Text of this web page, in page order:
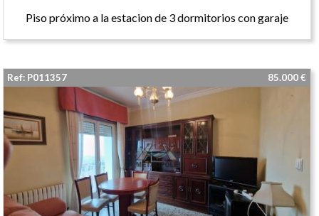
Piso próximo a la estacion de 3 dormitorios con garaje
Ref: P011357 85.000 €